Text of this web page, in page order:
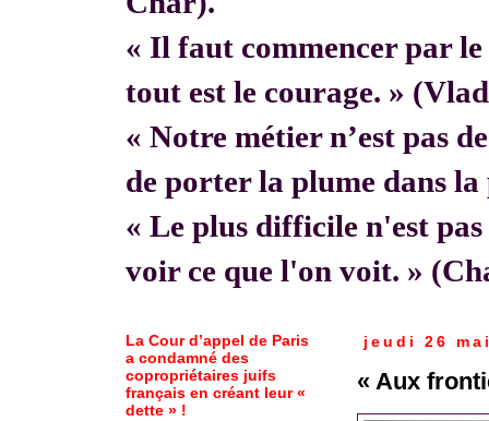
« Il faut commencer par le
tout est le courage. »
« Notre métier n’est pas
de porter la plume dans
« Le plus difficile n'est
voir ce que l'on voit. »
jeudi 26
« Aux
La Cour d’appel de Paris
a condamné des
copropriétaires juifs
français en créant leur «
dette » !